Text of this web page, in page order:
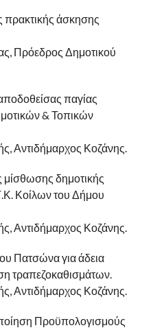
άσκησης
Πρόεδρος Δημοτικού
παγίας
& Τοπικών
Αντιδήμαρχος Κοζάνης.
δημοτικής
Κοίλων του Δήμου
Αντιδήμαρχος Κοζάνης.
Πατσώνα για άδεια
τραπεζοκαθισμάτων.
Αντιδήμαρχος Κοζάνης.
Προϋπολογισμούς